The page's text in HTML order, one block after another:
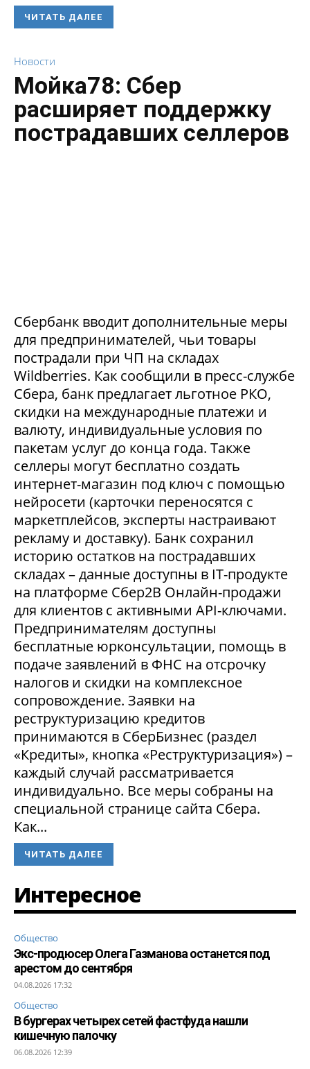
ЧИТАТЬ ДАЛЕЕ
Новости
Мойка78: Сбер
расширяет поддержку
пострадавших селлеров
Сбербанк вводит дополнительные меры
для предпринимателей, чьи товары
пострадали при ЧП на складах
Wildberries. Как сообщили в пресс-службе
Сбера, банк предлагает льготное РКО,
скидки на международные платежи и
валюту, индивидуальные условия по
пакетам услуг до конца года. Также
селлеры могут бесплатно создать
интернет-магазин под ключ с помощью
нейросети (карточки переносятся с
маркетплейсов, эксперты настраивают
рекламу и доставку). Банк сохранил
историю остатков на пострадавших
складах – данные доступны в IT-продукте
на платформе Сбер2В Онлайн-продажи
для клиентов с активными API-ключами.
Предпринимателям доступны
бесплатные юрконсультации, помощь в
подаче заявлений в ФНС на отсрочку
налогов и скидки на комплексное
сопровождение. Заявки на
реструктуризацию кредитов
принимаются в СберБизнес (раздел
«Кредиты», кнопка «Реструктуризация») –
каждый случай рассматривается
индивидуально. Все меры собраны на
специальной странице сайта Сбера.
Как...
ЧИТАТЬ ДАЛЕЕ
Интересное
Общество
Экс-продюсер Олега Газманова останется под
арестом до сентября
04.08.2026 17:32
Общество
В бургерах четырех сетей фастфуда нашли
кишечную палочку
06.08.2026 12:39